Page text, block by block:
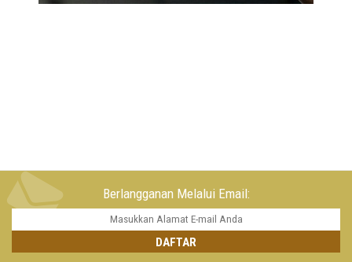
Berlangganan Melalui Email: